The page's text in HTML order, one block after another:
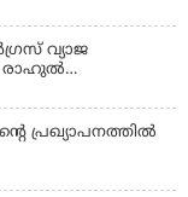
വ്യാജ
രാഹുൽ
പ്രഖ്യാപനത്തിൽ